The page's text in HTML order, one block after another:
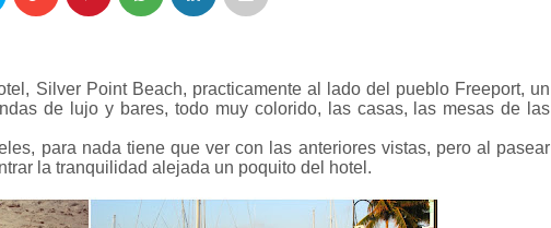
Silver Point Beach, practicamente al lado del pueblo Freeport, un
de lujo y bares, todo muy colorido, las casas, las mesas de las
para nada tiene que ver con las anteriores vistas, pero al pasear
la tranquilidad alejada un poquito del hotel.